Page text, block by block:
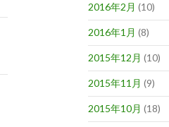
2016年2月 (10)
2016年1月 (8)
2015年12月 (10)
2015年11月 (9)
2015年10月 (18)